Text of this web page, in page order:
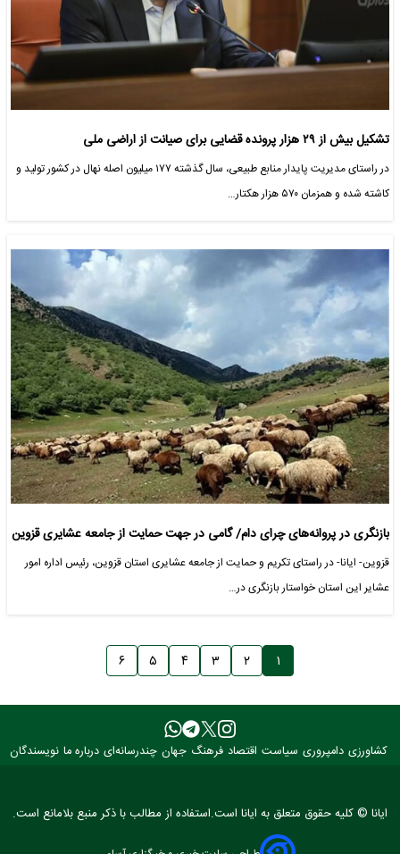
تشکیل بیش از ۲۹ هزار پرونده قضایی برای صیانت از اراضی ملی
در راستای مدیریت پایدار منابع طبیعی، سال گذشته ۱۷۷ میلیون اصله نهال در کشور تولید و
کاشته شده و همزمان ۵۷۰ هزار هکتار…
بازنگری در پروانه‌های چرای دام/ گامی در جهت حمایت از جامعه عشایری قزوین
قزوین- ایانا- در راستای تکریم و حمایت از جامعه عشایری استان قزوین، رئیس اداره امور
عشایر این استان خواستار بازنگری در…
۱ ۲ ۳ ۴ ۵ ۶
کشاورزی دامپروری سیاست اقتصاد فرهنگ جهان چندرسانه‌ای درباره ما نویسندگان
ایانا © کلیه حقوق متعلق به ایانا است.استفاده از مطالب با ذکر منبع بلامانع است.